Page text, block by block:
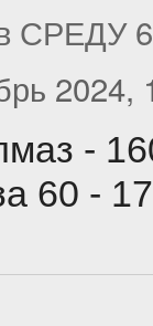
СРЕДУ
2024,
-
60 -